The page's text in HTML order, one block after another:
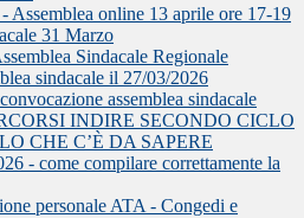
online 13 aprile ore 17-19
31 Marzo
Sindacale Regionale
sindacale il 27/03/2026
assemblea sindacale
INDIRE SECONDO CICLO
CHE C’È DA SAPERE
- come compilare correttamente la
personale ATA - Congedi e